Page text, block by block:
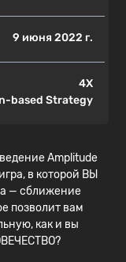
9 июня 2022 г.
4X
based Strategy
Amplitude
в которой ВЫ
— сближение
позволит вам
как и вы